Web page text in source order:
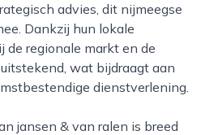
advies, dit nijmeegse
Dankzij hun lokale
de regionale markt en de
wat bijdraagt aan
dienstverlening.